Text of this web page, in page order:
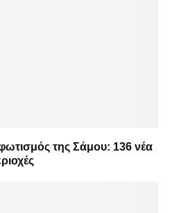
της Σάμου: 136 νέα